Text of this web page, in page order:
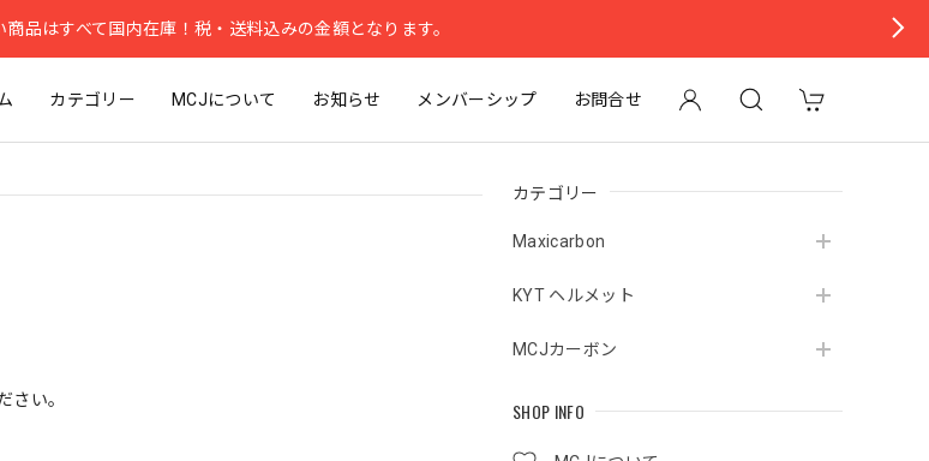
商品はすべて国内在庫！税・送料込みの金額となります。
カテゴリー MCJについて お知らせ メンバーシップ お問合せ
カテゴリー
Maxicarbon
KYT ヘルメット
MCJカーボン
SHOP INFO
さい。